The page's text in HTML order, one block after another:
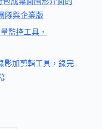
隊與企業版
監控工具，
影加剪輯工具，錄完